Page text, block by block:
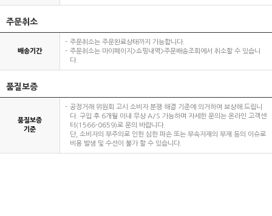
주문취소
배송기간
주문취소는 주문완료상태까지 가능합니다.
주문취소는 마이페이지>쇼핑내역>주문배송조회에서 취소할 수 있습니
다.
품질보증
품질보증
기준
공정거래 위원회 고시 소비자 분쟁 해결 기준에 의거하여 보상해 드립니
다. 구입 후 6개월 이내 무상 A/S 가능하며 자세한 문의는 온라인 고객센
터(1566-0659)로 문의 바랍니다.
단, 소비자의 부주의로 인한 심한 파손 또는 부속자재의 부재 등의 이슈로
비용 발생 및 수선이 불가 할 수 있습니다.